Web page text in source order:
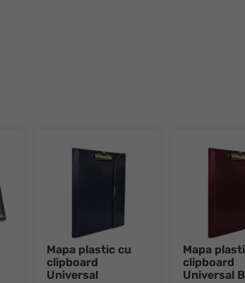
Mapa plastic cu
clipboard
Universal
Mapa
clipboard
Universal